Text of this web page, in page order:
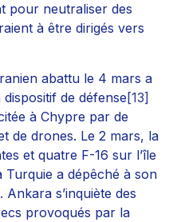
pour neutraliser des
à être dirigés vers
abattu le 4 mars a
de défense[13]
à Chypre par de
de drones. Le 2 mars, la
et quatre F-16 sur l’île
Turquie a dépêché à son
. Ankara s’inquiète des
provoqués par la